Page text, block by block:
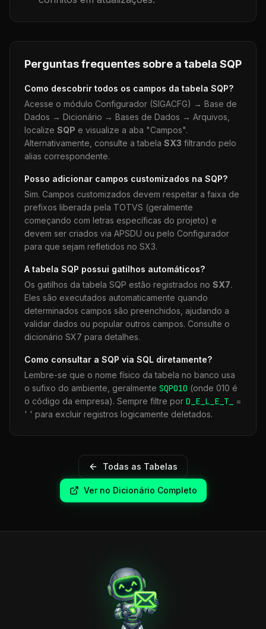
Perguntas frequentes sobre a tabela SQP
Como descobrir todos os campos da tabela SQP?
Acesse o módulo Configurador (SIGACFG) → Base de
Dados → Dicionário → Bases de Dados → Arquivos,
localize SQP e visualize a aba "Campos".
Alternativamente, consulte a tabela SX3 filtrando pelo
alias correspondente.
Posso adicionar campos customizados na SQP?
Sim. Campos customizados devem respeitar a faixa de
prefixos liberada pela TOTVS (geralmente
começando com letras específicas do projeto) e
devem ser criados via APSDU ou pelo Configurador
para que sejam refletidos no SX3.
A tabela SQP possui gatilhos automáticos?
Os gatilhos da tabela SQP estão registrados no SX7.
Eles são executados automaticamente quando
determinados campos são preenchidos, ajudando a
validar dados ou popular outros campos. Consulte o
dicionário SX7 para detalhes.
Como consultar a SQP via SQL diretamente?
Lembre-se que o nome físico da tabela no banco usa
o sufixo do ambiente, geralmente SQP010 (onde 010 é
o código da empresa). Sempre filtre por D_E_L_E_T_
=
' ' para excluir registros logicamente deletados.
Todas as Tabelas
Ver no Dicionário Completo